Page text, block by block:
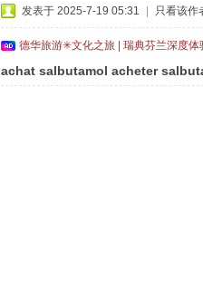
发表于 2025-7-19 05:31 只看该作
德华旅游✳文化之旅 | 瑞典芬兰深度
achat salbutamol acheter